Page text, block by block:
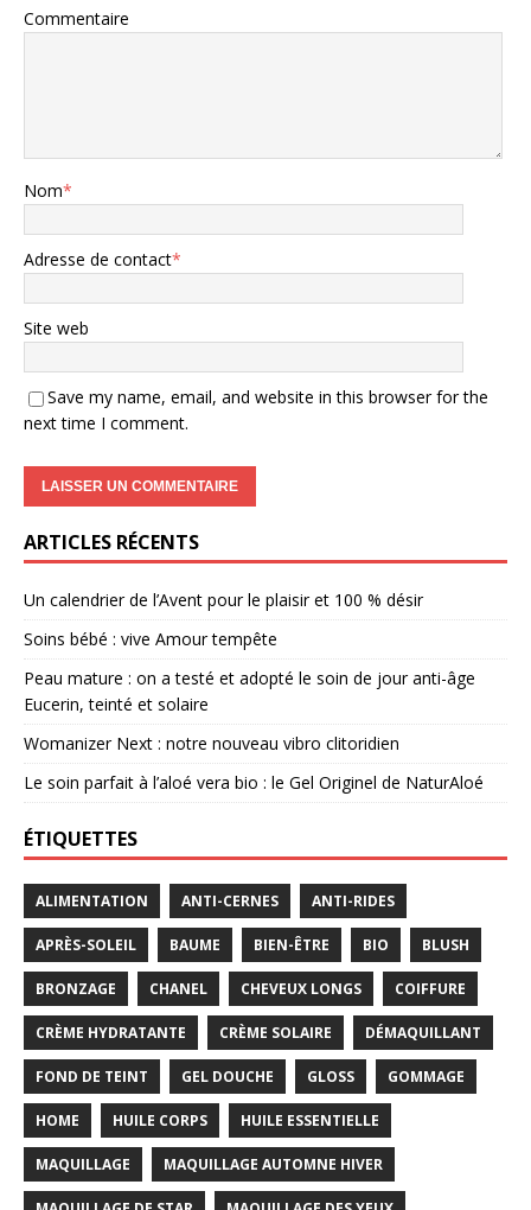
Commentaire
Nom*
Adresse de contact*
Site web
Save my name, email, and website in this browser for the
next time I comment.
ARTICLES RÉCENTS
Un calendrier de l’Avent pour le plaisir et 100 % désir
Soins bébé : vive Amour tempête
Peau mature : on a testé et adopté le soin de jour anti-âge
Eucerin, teinté et solaire
Womanizer Next : notre nouveau vibro clitoridien
Le soin parfait à l’aloé vera bio : le Gel Originel de NaturAloé
ÉTIQUETTES
ALIMENTATION ANTI-CERNES ANTI-RIDES
APRÈS-SOLEIL BAUME BIEN-ÊTRE BIO BLUSH
BRONZAGE CHANEL CHEVEUX LONGS COIFFURE
CRÈME HYDRATANTE CRÈME SOLAIRE DÉMAQUILLANT
FOND DE TEINT GEL DOUCHE GLOSS GOMMAGE
HOME HUILE CORPS HUILE ESSENTIELLE
MAQUILLAGE MAQUILLAGE AUTOMNE HIVER